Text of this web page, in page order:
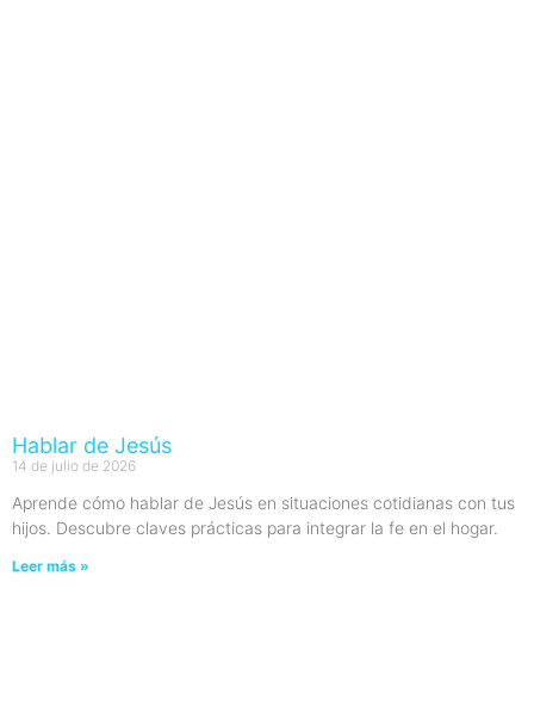
Hablar de Jesús
14 de julio de 2026
Aprende cómo hablar de Jesús en situaciones cotidianas con tus
hijos. Descubre claves prácticas para integrar la fe en el hogar.
Leer más »